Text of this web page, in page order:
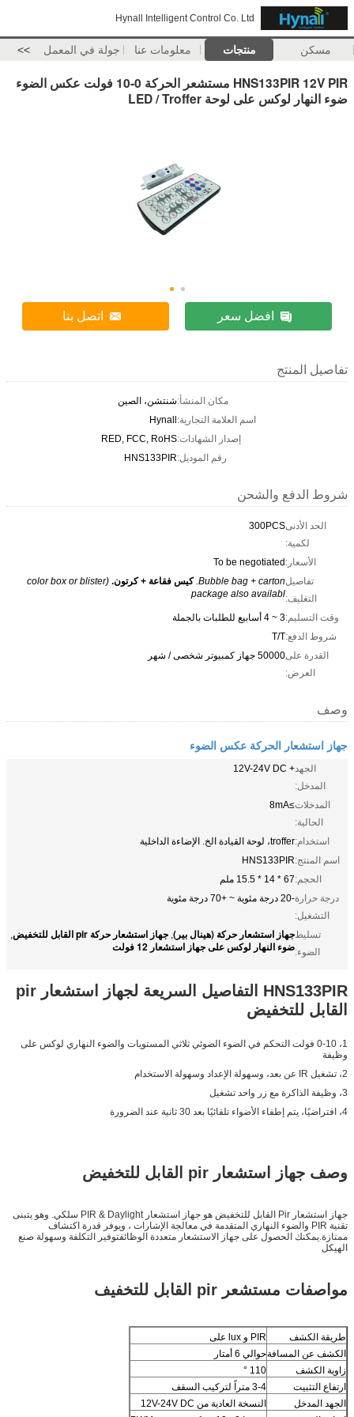
Hynall Intelligent Control Co. Ltd
مسكن منتجات معلومات عنا جولة في المعمل >>
HNS133PIR 12V PIR مستشعر الحركة 0-10 فولت عكس الضوء
ضوء النهار لوكس على لوحة LED / Troffer
افضل سعر اتصل بنا
تفاصيل المنتج
مكان المنشأ:شنتشن، الصين
اسم العلامة التجارية:Hynall
إصدار الشهادات:RED, FCC, RoHS
رقم الموديل:HNS133PIR
شروط الدفع والشحن
الحد الأدنى
لكمية:
300PCS
الأسعار:To be negotiated
تفاصيل
التغليف:
Bubble bag + carton. كيس فقاعة + كرتون. (color box or blister
package also availabl
وقت التسليم:3 ~ 4 أسابيع للطلبات بالجملة
شروط الدفع:T/T
القدرة على
العرض:
50000 جهاز كمبيوتر شخصى / شهر
وصف
جهاز استشعار الحركة عكس الضوء
الجهد
المدخل:
+ 12V-24V DC
المدخلات
الحالية:
≥8mA
استخدام:troffer، لوحة القيادة الخ. الإضاءة الداخلية
اسم المنتج:HNS133PIR
الحجم:67 * 14 * 15.5 ملم
درجة حرارة
التشغيل:
-20 درجة مئوية ~ +70 درجة مئوية
تسليط
الضوء:
جهاز استشعار حركة (هينال بير), جهاز استشعار حركة pir القابل للتخفيض ,
ضوء النهار لوكس على جهاز استشعار 12 فولت
HNS133PIR التفاصيل السريعة لجهاز استشعار pir
القابل للتخفيض
1، 0-10 فولت التحكم في الضوء الضوئي ثلاثي المستويات والضوء النهاري لوكس على
وظيفة
2، تشغيل IR عن بعد، وسهولة الإعداد وسهولة الاستخدام
3، وظيفة الذاكرة مع زر واحد تشغيل
4، افتراضيًا، يتم إطفاء الأضواء تلقائيًا بعد 30 ثانية عند الضرورة
وصف جهاز استشعار pir القابل للتخفيض
جهاز استشعار Pir القابل للتخفيض هو جهاز استشعار PIR & Daylight سلكي. وهو يتبنى
تقنية PIR والضوء النهاري المتقدمة في معالجة الإشارات ، ويوفر قدرة اكتشاف
ممتازة.يمكنك الحصول على جهاز الاستشعار متعددة الوظائفتوفير التكلفة وسهولة صنع
الهيكل
مواصفات مستشعر pir القابل للتخفيف
طريقة الكشف
PIR و lux على
الكشف عن المسافةحوالي 6 أمتار
زاوية الكشف
110 °
ارتفاع التثبيت
3-4 متراً لتركيب السقف
الجهد المدخل
النسخة العادية من 12V-24V DC